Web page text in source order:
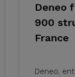
Deneo
900
France
Deneo,